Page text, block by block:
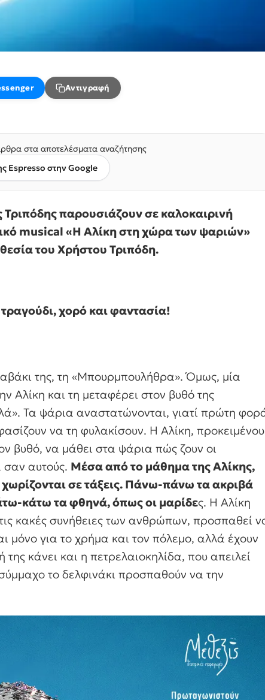
Αντιγραφή
στα αποτελέσματα αναζήτησης
Espresso στην Google
Τριπόδης παρουσιάζουν σε καλοκαιρινή
musical «Η Αλίκη στη χώρα των ψαριών»
του Χρήστου Τριπόδη.
χορό και φαντασία!
της, τη «Μπουρμπουλήθρα». Όμως, μία
Αλίκη και τη μεταφέρει στον βυθό της
Τα ψάρια αναστατώνονται, γιατί πρώτη
να τη φυλακίσουν. Η Αλίκη, προκειμένου
βυθό, να μάθει στα ψάρια πώς ζουν οι
σαν αυτούς. Μέσα από το μάθημα της Αλίκης,
σε τάξεις. Πάνω-πάνω τα ακριβά
κάτω τα φθηνά, όπως οι μαρίδες. Η Αλίκη
κακές συνήθειες των ανθρώπων, προσπαθεί
μόνο για το χρήμα και τον πόλεμο, αλλά έχουν
κάνει και η πετρελαιοκηλίδα, που απειλεί
το δελφινάκι προσπαθούν να την